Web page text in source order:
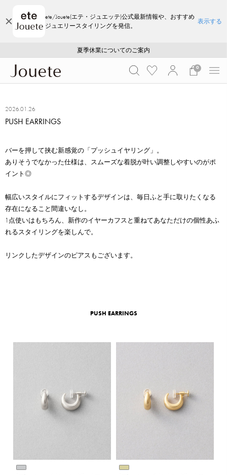
ete/Jouete(エテ・ジュエッテ)公式最新情報や、おすすめ
ジュエリースタイリングを発信。
表示する
採用のご案内
ご注文いただいたお品物のお届け状況について
夏季休業についてのご案内
WEB LIMITED ITEMS >>
採用のご案内
ご注文いただいたお品物のお届け状況について
0
2026.01.26
PUSH EARRINGS
バーを押して挟む新感覚の「プッシュイヤリング」。
ありそうでなかった仕様は、スムーズな着脱が叶い調整しやすいのがポ
イント◎
幅広いスタイルにフィットするデザインは、毎日ふと手に取りたくなる
存在になること間違いなし。
1点使いはもちろん、新作のイヤーカフスと重ねてあなただけの個性あふ
れるスタイリングを楽しんで。
リンクしたデザインのピアスもございます。
PUSH EARRINGS